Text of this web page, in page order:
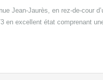
Jean-Jaurès, en rez-de-cour
en excellent état comprenant